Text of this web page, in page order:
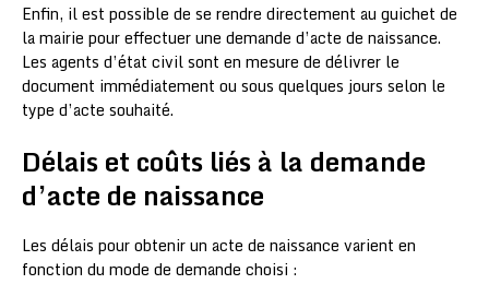
Enfin, il est possible de se rendre directement au guichet de
la mairie pour effectuer une demande d’acte de naissance.
Les agents d’état civil sont en mesure de délivrer le
document immédiatement ou sous quelques jours selon le
type d’acte souhaité.
Délais et coûts liés à la demande
d’acte de naissance
Les délais pour obtenir un acte de naissance varient en
fonction du mode de demande choisi :